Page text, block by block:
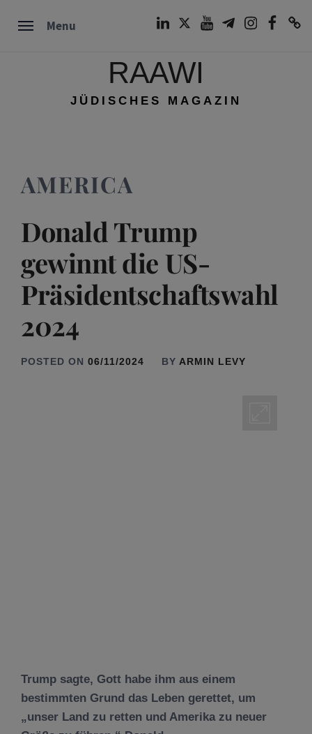
Menu
RAAWI
JÜDISCHES MAGAZIN
AMERICA
Donald Trump
gewinnt die US-
Präsidentschaftswahl
2024
POSTED ON 06/11/2024 BY ARMIN LEVY
Trump sagte, Gott habe ihm aus einem
bestimmten Grund das Leben gerettet, um
„unser Land zu retten und Amerika zu neuer